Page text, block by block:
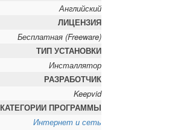
Английский
ЛИЦЕНЗИЯ
Бесплатная (Freeware)
ТИП УСТАНОВКИ
Инсталлятор
РАЗРАБОТЧИК
Keepvid
КАТЕГОРИИ ПРОГРАММЫ
Интернет и сеть